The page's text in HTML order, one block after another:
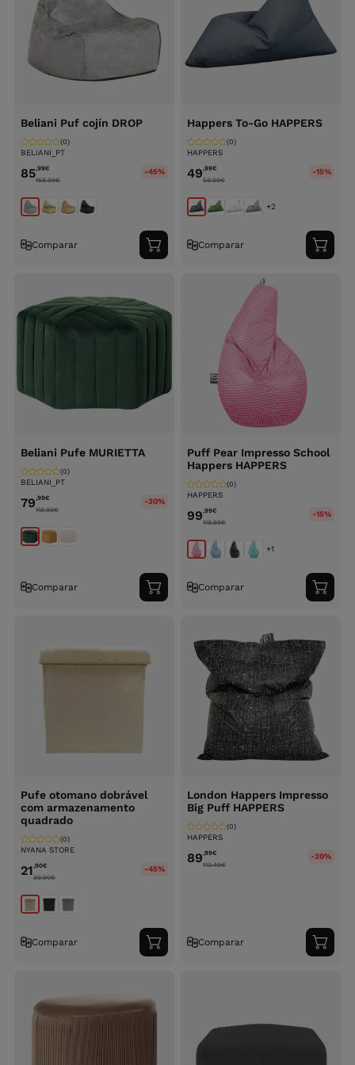
Beliani Puf cojín DROP
BELIANI_PT
(0)
85,99€
168.99€
-45%
Comparar
Adicionar
ao
Happers To-Go HAPPERS
HAPPERS
(0)
49,99€
59.99€
-15%
+2
Comparar
ao
Beliani Pufe MURIETTA
BELIANI_PT
(0)
79,99€
118.99€
-30%
Comparar
Adicionar
ao
Puff Pear Impresso School
Happers HAPPERS
HAPPERS
(0)
99,99€
119.99€
-15%
+1
Comparar
ao
Pufe otomano dobrável
com armazenamento
quadrado
NYANA STORE
(0)
21,90€
39.90€
-45%
Comparar
Adicionar
ao
London Happers Impresso
Big Puff HAPPERS
HAPPERS
(0)
89,99€
112.49€
-20%
Comparar
ao